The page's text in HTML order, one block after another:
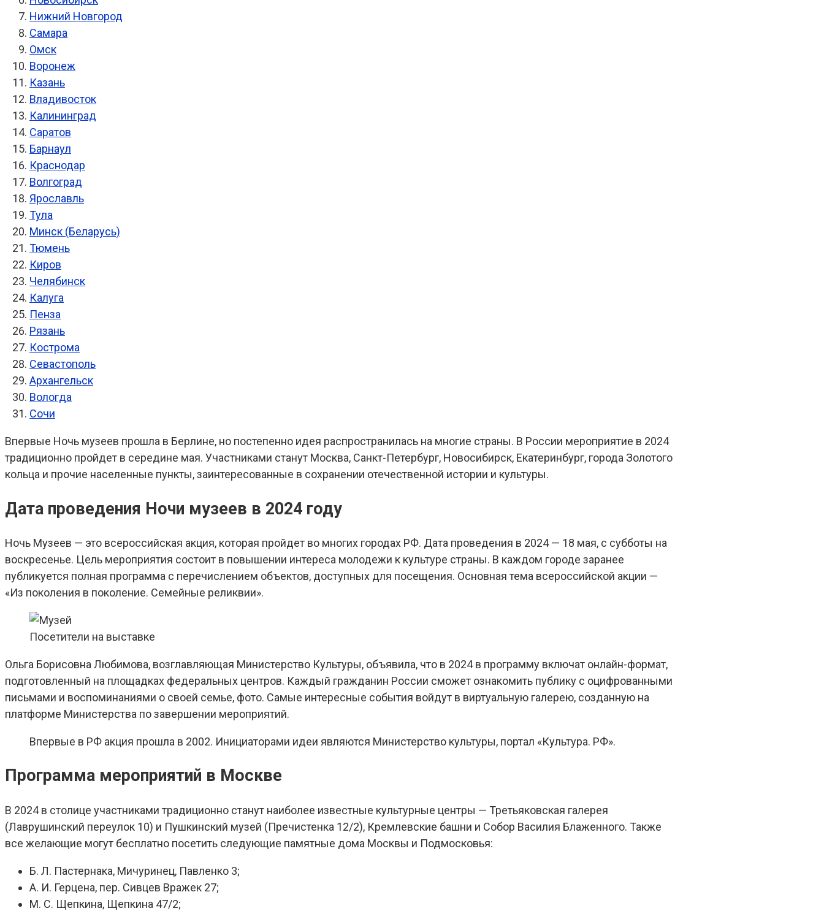
Нижний Новгород
Самара
Омск
Воронеж
Казань
Владивосток
Калининград
Саратов
Барнаул
Краснодар
Волгоград
Ярославль
Тула
Минск (Беларусь)
Тюмень
Киров
Челябинск
Калуга
Пенза
Рязань
Кострома
Севастополь
Архангельск
Вологда
Сочи
Впервые Ночь музеев прошла в Берлине, но постепенно идея распространилась на многие страны. В России мероприятие в 2024
традиционно пройдет в середине мая. Участниками станут Москва, Санкт-Петербург, Новосибирск, Екатеринбург, города Золотого
кольца и прочие населенные пункты, заинтересованные в сохранении отечественной истории и культуры.
Дата проведения Ночи музеев в 2024 году
Ночь Музеев — это всероссийская акция, которая пройдет во многих городах РФ. Дата проведения в 2024 — 18 мая, с субботы на
воскресенье. Цель мероприятия состоит в повышении интереса молодежи к культуре страны. В каждом городе заранее
публикуется полная программа с перечислением объектов, доступных для посещения. Основная тема всероссийской акции —
«Из поколения в поколение. Семейные реликвии».
Посетители на выставке
Ольга Борисовна Любимова, возглавляющая Министерство Культуры, объявила, что в 2024 в программу включат онлайн-формат,
подготовленный на площадках федеральных центров. Каждый гражданин России сможет ознакомить публику с оцифрованными
письмами и воспоминаниями о своей семье, фото. Самые интересные события войдут в виртуальную галерею, созданную на
платформе Министерства по завершении мероприятий.
Впервые в РФ акция прошла в 2002. Инициаторами идеи являются Министерство культуры, портал «Культура. РФ».
Программа мероприятий в Москве
В 2024 в столице участниками традиционно станут наиболее известные культурные центры — Третьяковская галерея
(Лаврушинский переулок 10) и Пушкинский музей (Пречистенка 12/2), Кремлевские башни и Собор Василия Блаженного. Также
все желающие могут бесплатно посетить следующие памятные дома Москвы и Подмосковья:
Б. Л. Пастернака, Мичуринец, Павленко 3;
А. И. Герцена, пер. Сивцев Вражек 27;
М. С. Щепкина, Щепкина 47/2;